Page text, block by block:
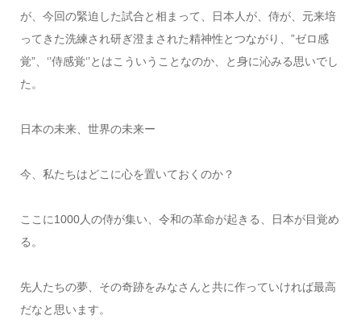
が、今回の緊迫した試合と相まって、日本人が、侍が、元来培
ってきた洗練され研ぎ澄まされた精神性とつながり、”ゼロ感
覚”、‘’侍感覚‘’とはこういうことなのか、と身に沁みる思いでし
た。
日本の未来、世界の未来ー
今、私たちはどこに心を置いておくのか？
ここに1000人の侍が集い、令和の革命が起きる、日本が目覚め
る。
先人たちの夢、その奇跡をみなさんと共に作っていければ最高
だなと思います。